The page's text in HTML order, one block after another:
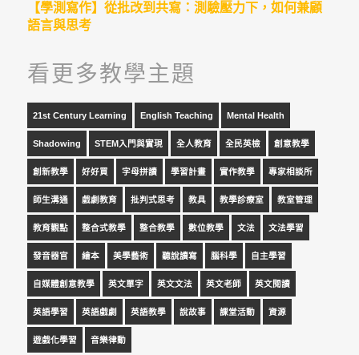
【學測寫作】從批改到共寫：測驗壓力下，如何兼顧
語言與思考
看更多教學主題
21st Century Learning English Teaching Mental Health
Shadowing STEM入門與實現 全人教育 全民英檢 創意教學
創新教學 好好買 字母拼讀 學習計畫 實作教學 專家相談所
師生溝通 戲劇教育 批判式思考 教具 教學診療室 教室管理
教育觀點 整合式教學 整合教學 數位教學 文法 文法學習
發音器官 繪本 美學藝術 聽說讀寫 腦科學 自主學習
自媒體創意教學 英文單字 英文文法 英文老師 英文閱讀
英語學習 英語戲劇 英語教學 說故事 課堂活動 資源
遊戲化學習 音樂律動